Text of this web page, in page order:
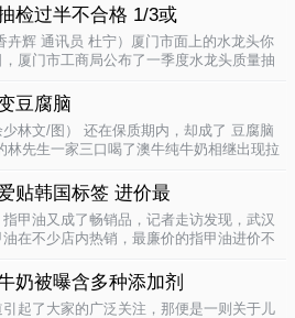
检过半不合格 1/3或
卉辉 通讯员 杜宁）厦门市面上的水龙头你
厦门市工商局公布了一季度水龙头质量抽
会产生剧毒。不合格率53.3%涉及多个品
工商局今..
豆腐脑
林文/图） 还在保质期内，却成了 豆腐脑
林先生一家三口喝了澳牛纯牛奶相继出现拉
呈凝固状，像酸奶。昨日上午，林先生向长
..
贴韩国标签 进价最
甲油又成了畅销品，记者走访发现，武汉
在不少店内热销，最廉价的指甲油进价不
摊位都有五颜六色的指甲油摆卖。 韩国进
，另一个韩国..
奶被曝含多种添加剂
起了大家的广泛关注，那便是一则关于儿